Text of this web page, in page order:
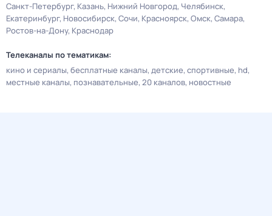
Санкт-Петербург Казань Нижний Новгород Челябинск
Екатеринбург Новосибирск Сочи Красноярск Омск Самара
Ростов-на-Дону Краснодар
Телеканалы по тематикам:
кино и сериалы бесплатные каналы детские спортивные hd
местные каналы познавательные 20 каналов новостные